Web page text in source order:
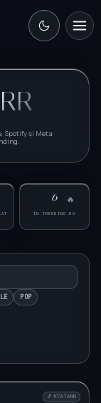
Spotify și Meta:
🔥
6
ÎN TRENDING RO
POP
🎵 #TATARR